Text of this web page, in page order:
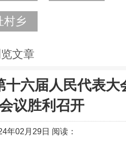
村乡
文章
十六届人民代表大
议胜利召开
年02月29日 阅读：